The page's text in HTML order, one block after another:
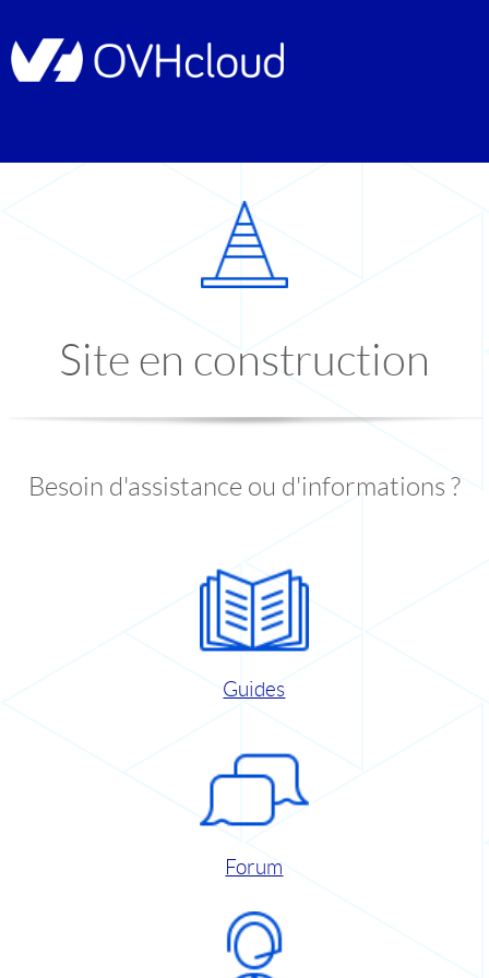
Site en construction
Besoin d'assistance ou d'informations ?
Guides
Forum